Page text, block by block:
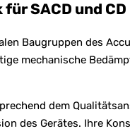
SACD und CD
Baugruppen des
mechanische
dem
des Gerätes. Ihre